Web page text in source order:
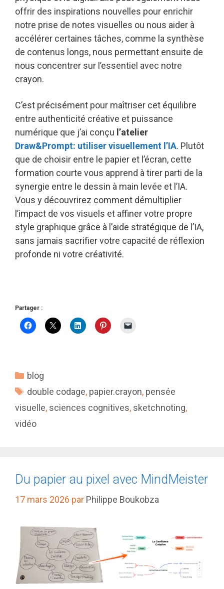
offrir des inspirations nouvelles pour enrichir
notre prise de notes visuelles ou nous aider à
accélérer certaines tâches, comme la synthèse
de contenus longs, nous permettant ensuite de
nous concentrer sur l’essentiel avec notre
crayon.
C’est précisément pour maîtriser cet équilibre
entre authenticité créative et puissance
numérique que j’ai conçu l’atelier
Draw&Prompt: utiliser visuellement l’IA. Plutôt
que de choisir entre le papier et l’écran, cette
formation courte vous apprend à tirer parti de la
synergie entre le dessin à main levée et l’IA.
Vous y découvrirez comment démultiplier
l’impact de vos visuels et affiner votre propre
style graphique grâce à l’aide stratégique de l’IA,
sans jamais sacrifier votre capacité de réflexion
profonde ni votre créativité.
Partager :
Catégories
blog
Étiquettes
double codage, papier.crayon, pensée
visuelle, sciences cognitives, sketchnoting,
vidéo
Du papier au pixel avec MindMeister
17 mars 2026 par Philippe Boukobza